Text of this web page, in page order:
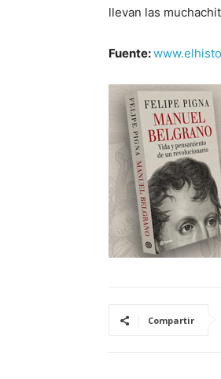
llevan las
Fuente:
Compartir